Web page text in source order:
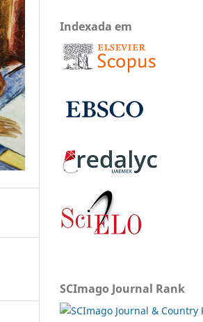
Indexada em
SCImago Journal Rank